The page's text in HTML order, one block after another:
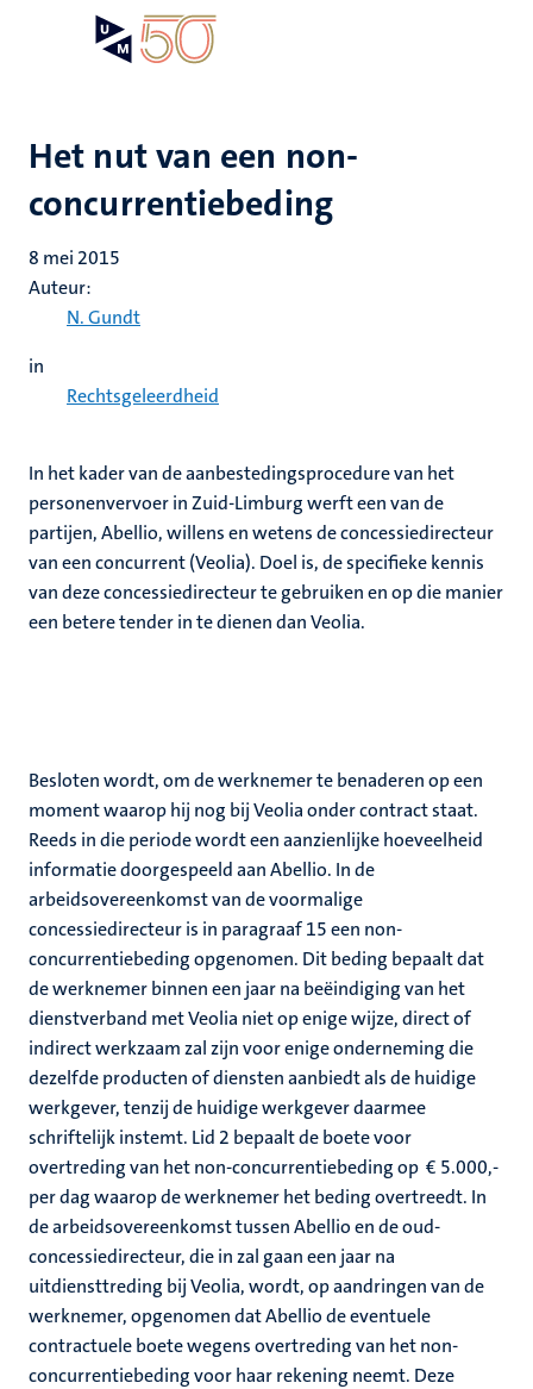
gaanHet nut van een non-
concurrentiebeding
8 mei 2015
Auteur:
N. Gundt
in
Rechtsgeleerdheid
In het kader van de aanbestedingsprocedure van het
personenvervoer in Zuid-Limburg werft een van de
partijen, Abellio, willens en wetens de concessiedirecteur
van een concurrent (Veolia). Doel is, de specifieke kennis
van deze concessiedirecteur te gebruiken en op die manier
een betere tender in te dienen dan Veolia.
Besloten wordt, om de werknemer te benaderen op een
moment waarop hij nog bij Veolia onder contract staat.
Reeds in die periode wordt een aanzienlijke hoeveelheid
informatie doorgespeeld aan Abellio. In de
arbeidsovereenkomst van de voormalige
concessiedirecteur is in paragraaf 15 een non-
concurrentiebeding opgenomen. Dit beding bepaalt dat
de werknemer binnen een jaar na beëindiging van het
dienstverband met Veolia niet op enige wijze, direct of
indirect werkzaam zal zijn voor enige onderneming die
dezelfde producten of diensten aanbiedt als de huidige
werkgever, tenzij de huidige werkgever daarmee
schriftelijk instemt. Lid 2 bepaalt de boete voor
overtreding van het non-concurrentiebeding op € 5.000,-
per dag waarop de werknemer het beding overtreedt. In
de arbeidsovereenkomst tussen Abellio en de oud-
concessiedirecteur, die in zal gaan een jaar na
uitdiensttreding bij Veolia, wordt, op aandringen van de
werknemer, opgenomen dat Abellio de eventuele
contractuele boete wegens overtreding van het non-
concurrentiebeding voor haar rekening neemt. Deze